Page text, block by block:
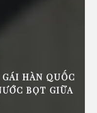
HÀN QUỐC
BỌT GIỮA